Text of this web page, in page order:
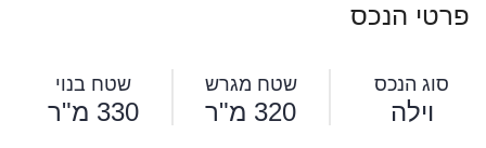
פרטי הנכס
סוג הנכס
וילה
שטח מגרש
320 מ"ר
שטח בנוי
330 מ"ר